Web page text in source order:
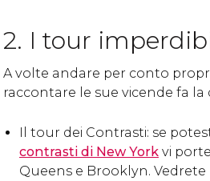
2. I tour
A volte andare per conto
raccontare le sue vicende fa la
Il tour dei Contrasti: se
contrasti di New York vi
Queens e Brooklyn.